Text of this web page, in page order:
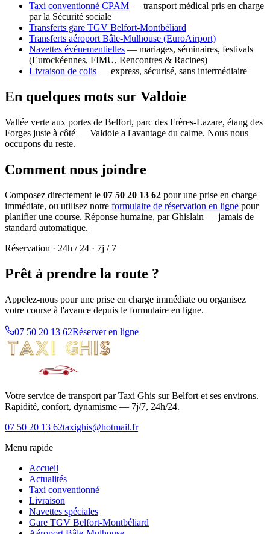
Taxi conventionné CPAM — transport médical pris en charge
par la Sécurité sociale
Transferts gare TGV Belfort-Montbéliard
Transferts aéroport Bâle-Mulhouse (EuroAirport)
Navettes événementielles — mariages, séminaires, festivals
(Eurockéennes, FIMU, Rencontres & Racines)
Livraison de colis — express, sécurisé, sans intermédiaire
En quelques mots sur Valdoie
Vallée verte aux portes de Belfort, parc des Frères-Lazare, étang des
Forges juste à côté — Valdoie a l'avantage du calme. Nous nous
occupons du reste.
Comment nous joindre
Composez directement le 07 50 20 13 62 pour une prise en charge
immédiate, ou utilisez notre formulaire de réservation en ligne pour
planifier une course. Réponse humaine, par Ghislain — jamais de
standard automatique.
Réservation · 24h / 24 · 7j / 7
Prêt à prendre la route ?
Appelez-nous pour une prise en charge immédiate ou organisez
votre course à l'avance depuis le formulaire en ligne.
07 50 20 13 62Réserver en ligne
Votre service de transport par Taxi Ghis sur Belfort et ses environs.
Rapidité, confort, dynamisme — 7j/7, 24h/24.
07 50 20 13 62taxighis@hotmail.fr
Menu rapide
Accueil
Actualités
Taxi conventionné
Livraison
Navettes spéciales
Gare TGV Belfort-Montbéliard